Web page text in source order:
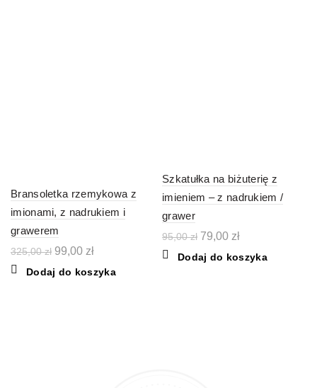
Bransoletka rzemykowa z
imionami, z nadrukiem i
grawerem
325,00zł Pierwotna
wynosiła:
99,00 złAktualna
wynosi:
Dodaj do koszyka
Szkatułka na biżuterię z
imieniem – z nadrukiem /
grawer
95,00zł Pierwotna
wynosiła:
79,00 złAktualna
wynosi:
Dodaj do koszyka